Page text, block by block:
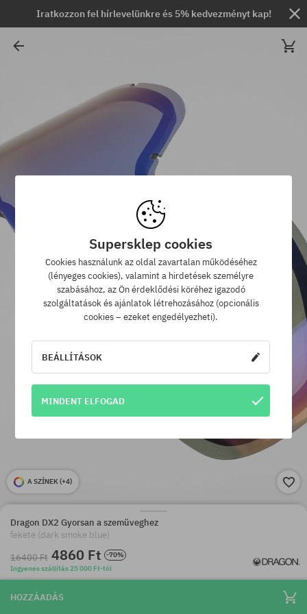
Iratkozzon fel hírlevelünkre és 5% kedvezményt kap!
A SZÍNEK (+4)
Dragon DX2 Gyorsan a szemüveghez
fekete (dark smoke blue)
16400 Ft 4860 Ft
-70%
Ingyenes szállítás 25 000 Ft-tól
HOZZÁADÁS
Supersklep cookies
Cookies használunk az oldal zavartalan működéséhez
(lényeges cookies), valamint a hirdetések személyre
szabásához, az Ön érdeklődési köréhez igazodó
szolgáltatások és ajánlatok létrehozásához (opcionális
cookies – ezeket engedélyezheti).
BEÁLLÍTÁSOK
MINDENT ELFOGAD